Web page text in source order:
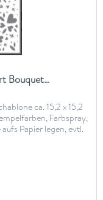
Bouquet...
ca. 15,2 x 15,2
Farbspray,
Papier legen, evtl.